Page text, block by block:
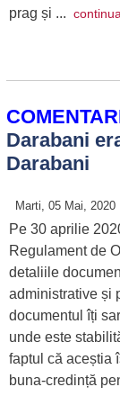
prag și ...
Darabani
Darabani
Marti, 05 Mai, 2020
Pe 30 aprilie
Regulament de
detaliile
administrative și
documentul îți
unde este
faptul că aceștia
buna-credință